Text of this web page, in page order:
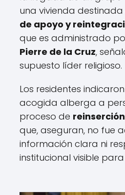
una vivienda destinada
de apoyo y
que es administrado
Pierre de la Cruz,
supuesto líder religioso.
Los residentes
acogida alberga a
proceso de
que, aseguran, no fue
información clara ni
institucional visible